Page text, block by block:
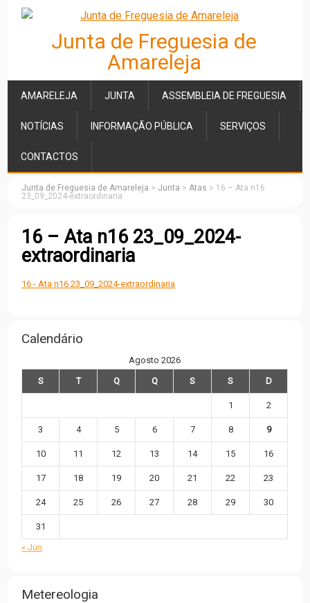
Junta de Freguesia de
Amareleja
AMARELEJA JUNTA ASSEMBLEIA DE FREGUESIA
NOTÍCIAS INFORMAÇÃO PÚBLICA SERVIÇOS
CONTACTOS
Junta de Freguesia de Amareleja >Junta >Atas > 16 – Ata n16
23_09_2024-extraordinaria
16 – Ata n16 23_09_2024-
extraordinaria
16 - Ata n16 23_09_2024-extraordinaria
Calendário
Agosto 2026
S
T Q Q S S D
1 2
3 4 5 6 7 8 9
10 11 12 13 14 15 16
17 18 19 20 21 22 23
24 25 26 27 28 29 30
31
« Jun
Metereologia